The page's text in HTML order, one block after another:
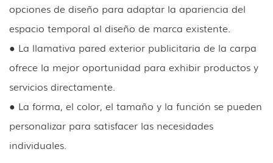
opciones de diseño para adaptar la apariencia del
espacio temporal al diseño de marca existente.
● La llamativa pared exterior publicitaria de la carpa
ofrece la mejor oportunidad para exhibir productos y
servicios directamente.
● La forma, el color, el tamaño y la función se pueden
personalizar para satisfacer las necesidades
individuales.